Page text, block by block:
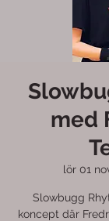
med
lör 01
Slowbugg
koncept där